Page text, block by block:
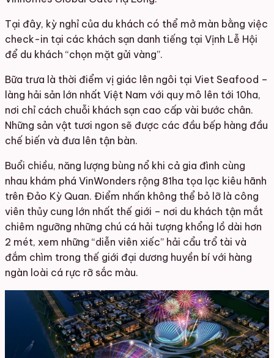
Tại đây, kỳ nghỉ của du khách có thể mở màn bằng việc
check-in tại các khách sạn danh tiếng tại Vịnh Lễ Hội
để du khách “chọn mặt gửi vàng”.
Bữa trưa là thời điểm vị giác lên ngôi tại Viet Seafood –
làng hải sản lớn nhất Việt Nam với quy mô lên tới 10ha,
nơi chỉ cách chuỗi khách sạn cao cấp vài bước chân.
Những sản vật tươi ngon sẽ được các đầu bếp hàng đầu
chế biến và đưa lên tận bàn.
Buổi chiều, năng lượng bùng nổ khi cả gia đình cùng
nhau khám phá VinWonders rộng 81ha tọa lạc kiêu hãnh
trên Đảo Kỳ Quan. Điểm nhấn không thể bỏ lỡ là công
viên thủy cung lớn nhất thế giới – nơi du khách tận mắt
chiêm ngưỡng những chú cá hải tượng khổng lồ dài hơn
2 mét, xem những “diễn viên xiếc” hải cẩu trổ tài và
đắm chìm trong thế giới đại dương huyền bí với hàng
ngàn loài cá rực rỡ sắc màu.